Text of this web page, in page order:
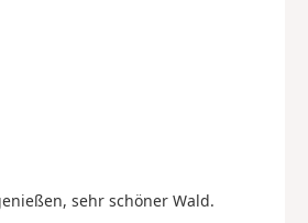
sehr schöner Wald.